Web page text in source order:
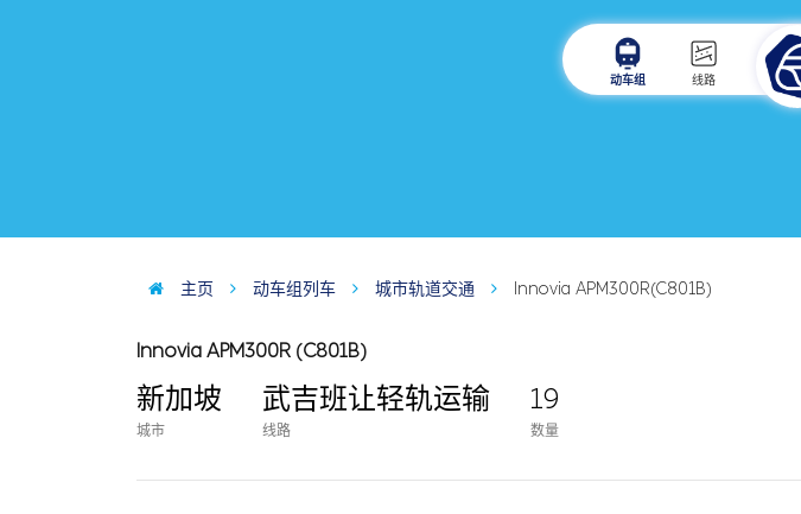
动车组 线路
主页 动车组列车 城市轨道交通 Innovia APM300R(C801B)
Innovia APM300R (C801B)
新加坡
城市
武吉班让轻轨运输
线路
19
数量